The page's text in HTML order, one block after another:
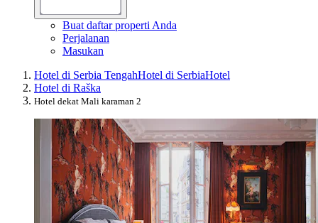
Buat daftar properti Anda
Perjalanan
Masukan
Hotel di Serbia TengahHotel di SerbiaHotel
Hotel di Raška
Hotel dekat Mali karaman 2